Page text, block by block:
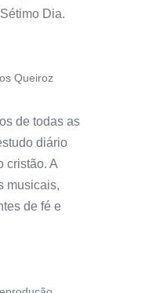
Dia.
Queiroz
de todas as
diário
cristão. A
musicais,
de fé e